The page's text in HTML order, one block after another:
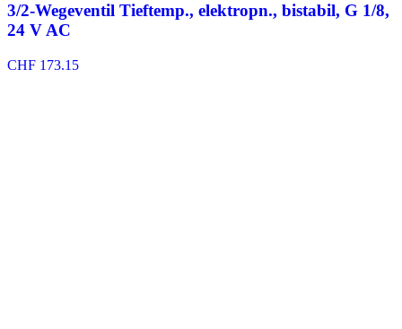
3/2-Wegeventil Tieftemp., elektropn., bistabil, G 1/8,
24 V AC
CHF 173.15